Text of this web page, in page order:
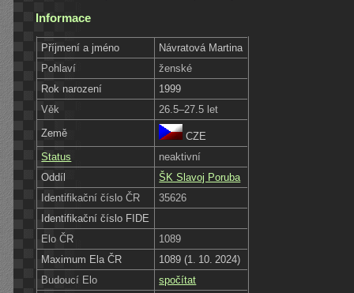
Informace
Příjmení a jméno
Návratová Martina
Pohlaví
ženské
Rok narození
1999
Věk
26.5–27.5 let
Země
CZE
Status
neaktivní
Oddíl
ŠK Slavoj Poruba
Identifikační číslo ČR
35626
Identifikační číslo FIDE
Elo ČR
1089
Maximum Ela ČR
1089 (1. 10. 2024)
Budoucí Elo
spočítat